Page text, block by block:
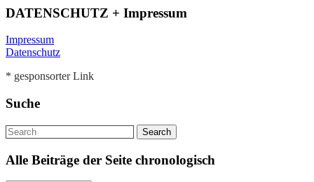
DATENSCHUTZ + Impressum
Impressum
Datenschutz
* gesponsorter Link
Suche
Alle Beiträge der Seite chronologisch